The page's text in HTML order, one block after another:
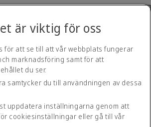
är viktig för oss
för att se till att vår webbplats fungerar
marknadsföring samt för att
du ser.
samtycker du till användningen av dessa
uppdatera inställningarna genom att
cookiesinställningar eller gå till vår